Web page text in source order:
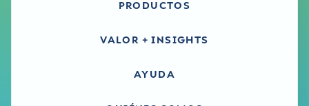
PRODUCTOS
VALOR + INSIGHTS
AYUDA